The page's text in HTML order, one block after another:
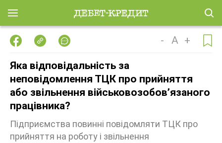
- A +
Яка відповідальність за
неповідомлення ТЦК про прийняття
або звільнення військовозобов’язаного
працівника?
Підприємства повинні повідомляти ТЦК про
прийняття на роботу і звільнення